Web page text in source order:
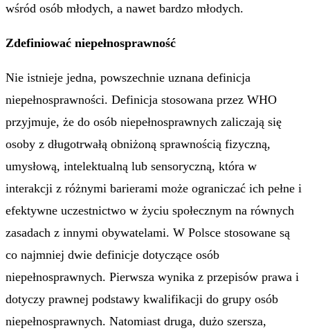
wśród osób młodych, a nawet bardzo młodych.
Zdefiniować niepełnosprawność
Nie istnieje jedna, powszechnie uznana definicja
niepełnosprawności. Definicja stosowana przez WHO
przyjmuje, że do osób niepełnosprawnych zaliczają się
osoby z długotrwałą obniżoną sprawnością fizyczną,
umysłową, intelektualną lub sensoryczną, która w
interakcji z różnymi barierami może ograniczać ich pełne i
efektywne uczestnictwo w życiu społecznym na równych
zasadach z innymi obywatelami. W Polsce stosowane są
co najmniej dwie definicje dotyczące osób
niepełnosprawnych. Pierwsza wynika z przepisów prawa i
dotyczy prawnej podstawy kwalifikacji do grupy osób
niepełnosprawnych. Natomiast druga, dużo szersza,